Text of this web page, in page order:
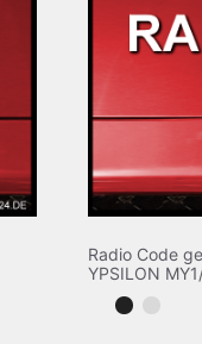
Radio Code
YPSILON